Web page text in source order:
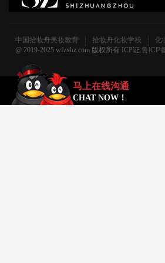
中国拾妆舟美妆教育 拾妆舟化妆学校 化
@ 2019-2025 wfzxhz.com 版权所有 ICP证:鲁ICP
马上在线沟通
CHAT NOW！